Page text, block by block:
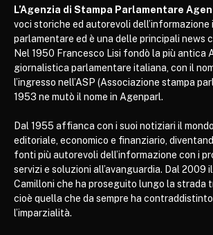
L’Agenzia di Stampa Parlamentare
voci storiche ed autorevoli dell’informazione
parlamentare ed è una delle principali news
Nel 1950 Francesco Lisi fondò la più antica
giornalistica parlamentare italiana, con il
l’ingresso nell’ASP (Associazione stampa
1953 ne mutò il nome in Agenparl.
Dal 1955 affianca con i suoi notiziari il
editoriale, economico e finanziario,
fonti più autorevoli dell’informazione con i
servizi e soluzioni all’avanguardia. Dal 2009
Camilloni che ha proseguito lungo la strada
cioè quella che da sempre ha contraddistinto
l’imparzialità.